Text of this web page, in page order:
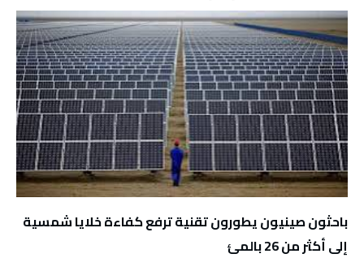
باحثون صينيون يطورون تقنية ترفع كفاءة خلايا شمسية
إلى أكثر من 26 بالمئ